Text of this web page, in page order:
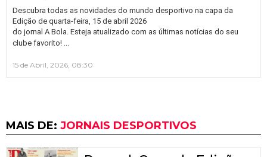
Descubra todas as novidades do mundo desportivo na capa da
Edição de quarta-feira, 15 de abril 2026
do jornal A Bola. Esteja atualizado com as últimas notícias do seu
clube favorito! …
15 de Abril, 2026, 08:30
MAIS DE: JORNAIS DESPORTIVOS